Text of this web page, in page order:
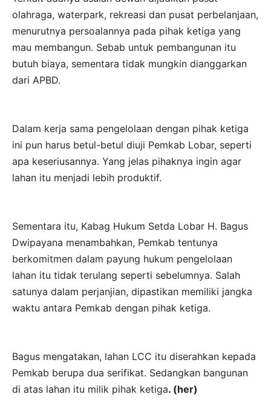
olahraga, waterpark, rekreasi dan pusat perbelanjaan,
menurutnya persoalannya pada pihak ketiga yang
mau membangun. Sebab untuk pembangunan itu
butuh biaya, sementara tidak mungkin dianggarkan
dari APBD.
Dalam kerja sama pengelolaan dengan pihak ketiga
ini pun harus betul-betul diuji Pemkab Lobar, seperti
apa keseriusannya. Yang jelas pihaknya ingin agar
lahan itu menjadi lebih produktif.
Sementara itu, Kabag Hukum Setda Lobar H. Bagus
Dwipayana menambahkan, Pemkab tentunya
berkomitmen dalam payung hukum pengelolaan
lahan itu tidak terulang seperti sebelumnya. Salah
satunya dalam perjanjian, dipastikan memiliki jangka
waktu antara Pemkab dengan pihak ketiga.
Bagus mengatakan, lahan LCC itu diserahkan kepada
Pemkab berupa dua serifikat. Sedangkan bangunan
di atas lahan itu milik pihak ketiga. (her)